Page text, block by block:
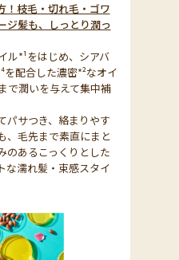
！枝毛・切れ毛・ゴワ
ジ髪も、しっとり潤っ
ル*¹をはじめ、シアバ
を配合した濃密*²なオイ
で潤いを与えて集中補
パサつき、絡まりやす
、毛先まで素直にまと
のあるこっくりとした
な濡れ髪・束感スタイ